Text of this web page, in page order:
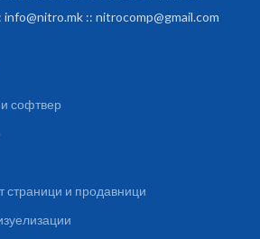
:: nitrocomp@gmail.com
софтвер
страници и продавници